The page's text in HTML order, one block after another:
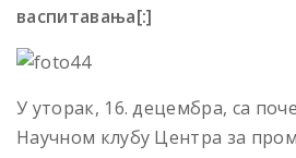
васпитавања[:]
У уторак, 16. децембра, са
Научном клубу Центра за